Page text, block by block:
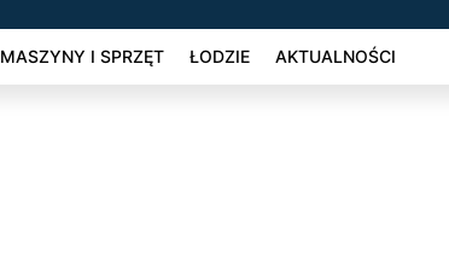
MASZYNY I SPRZĘT ŁODZIE AKTUALNOŚCI